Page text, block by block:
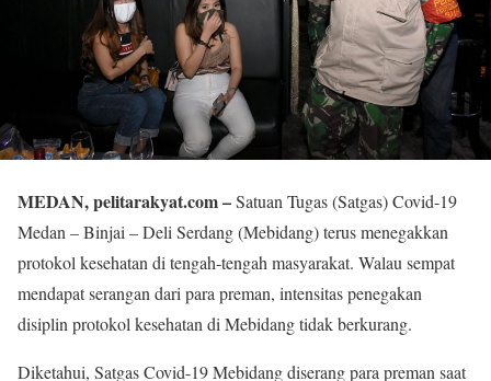
MEDAN, pelitarakyat.com –Satuan Tugas (Satgas) Covid-19
Medan – Binjai – Deli Serdang (Mebidang) terus menegakkan
protokol kesehatan di tengah-tengah masyarakat. Walau sempat
mendapat serangan dari para preman, intensitas penegakan
disiplin protokol kesehatan di Mebidang tidak berkurang.
Diketahui, Satgas Covid-19 Mebidang diserang para preman saat